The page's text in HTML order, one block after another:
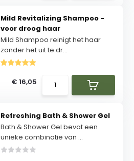
Mild Revitalizing Shampoo -
voor droog haar
Mild Shampoo reinigt het haar
zonder het uit te dr...
€ 16,05
Refreshing Bath & Shower Gel
Bath & Shower Gel bevat een
unieke combinatie van ...